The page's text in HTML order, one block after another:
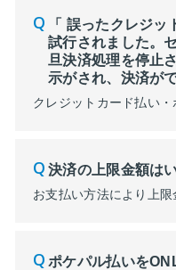
「 誤ったクレジ
試行されました。
旦決済処理を停止
示がされ、決済が
決済の上限金額は
ポケパル払いを